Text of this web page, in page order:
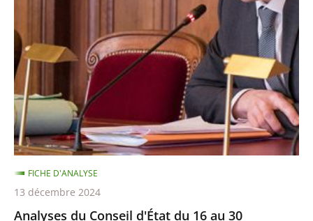
d'État
du
16
au
30
novembre
2024
Analyses du Conseil d'État du 16 au 30
FICHE D'ANALYSE
13 décembre 2024